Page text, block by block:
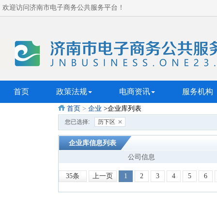
欢迎访问济南市电子商务公共服务平台！
首页 政策法规 电商资讯 服务机构
首页 > 企业 >企业库列表
您已选择: 历下区
企业库信息列表
公司信息
35条 上一页 1 2 3 4 5 6